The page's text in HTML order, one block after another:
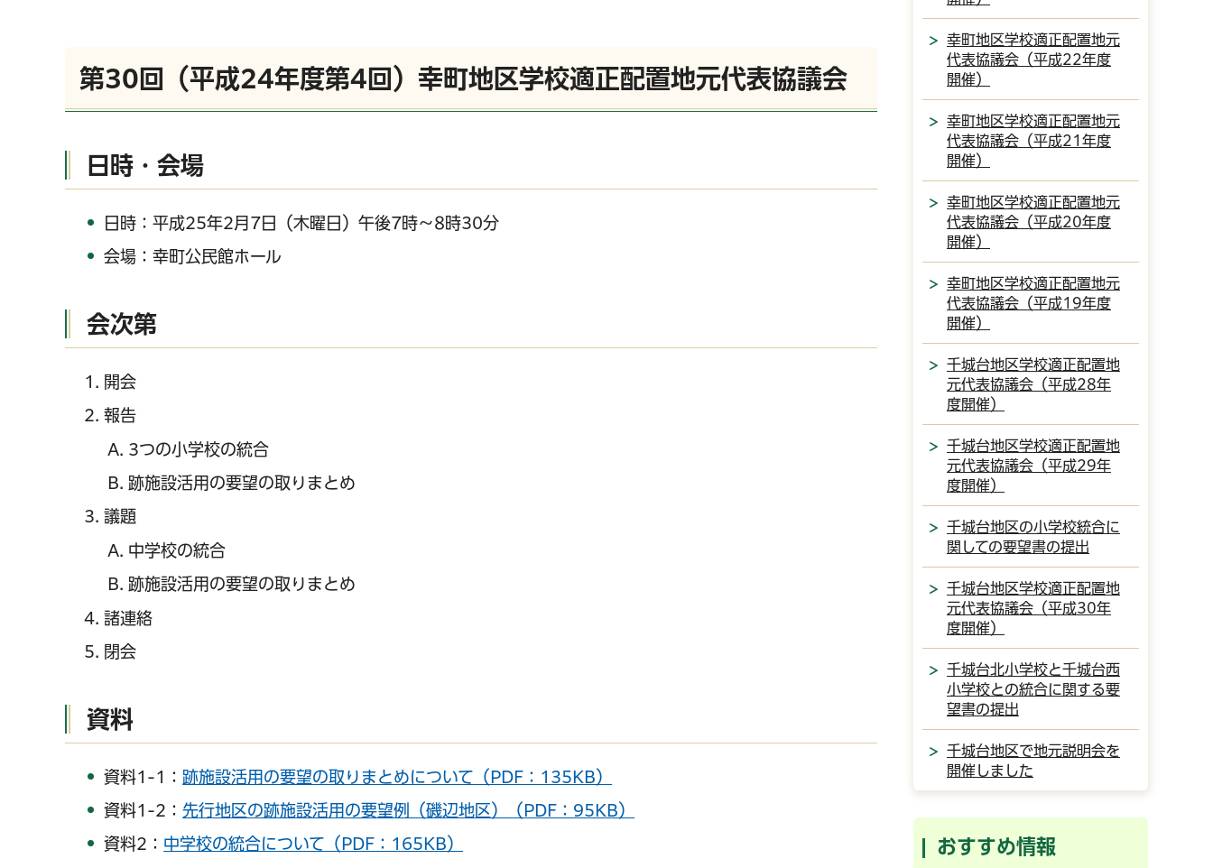
第30回（平成24年度第4回）幸町地区学校適正配置地元代表協議会
日時・会場
日時：平成25年2月7日（木曜日）午後7時～8時30分
会場：幸町公民館ホール
会次第
開会
報告
3つの小学校の統合
跡施設活用の要望の取りまとめ
議題
中学校の統合
跡施設活用の要望の取りまとめ
諸連絡
閉会
資料
資料1-1： 跡施設活用の要望の取りまとめについて（PDF：135KB）
資料1-2：先行地区の跡施設活用の要望例（磯辺地区）（PDF：95KB）
資料2： 中学校の統合について（PDF：165KB）
幸町地区学校適正配置地元
代表協議会（平成22年度
開催）
幸町地区学校適正配置地元
代表協議会（平成21年度
開催）
幸町地区学校適正配置地元
代表協議会（平成20年度
開催）
幸町地区学校適正配置地元
代表協議会（平成19年度
開催）
千城台地区学校適正配置地
元代表協議会（平成28年
度開催）
千城台地区学校適正配置地
元代表協議会（平成29年
度開催）
千城台地区の小学校統合に
関しての要望書の提出
千城台地区学校適正配置地
元代表協議会（平成30年
度開催）
千城台北小学校と千城台西
小学校との統合に関する要
望書の提出
千城台地区で地元説明会を
開催しました
おすすめ情報